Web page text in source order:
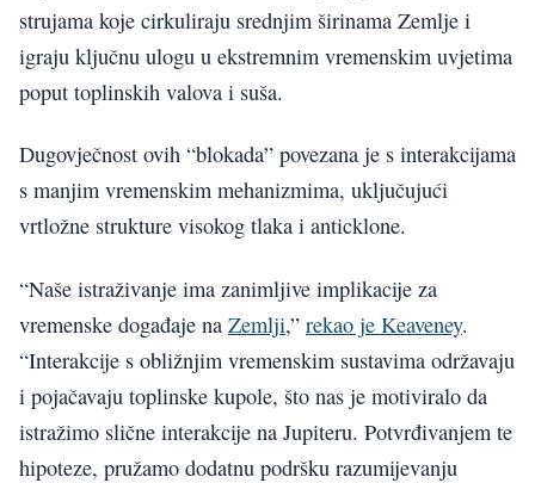
strujama koje cirkuliraju srednjim širinama Zemlje i
igraju ključnu ulogu u ekstremnim vremenskim uvjetima
poput toplinskih valova i suša.
Dugovječnost ovih “blokada” povezana je s interakcijama
s manjim vremenskim mehanizmima, uključujući
vrtložne strukture visokog tlaka i anticklone.
“Naše istraživanje ima zanimljive implikacije za
vremenske događaje na Zemlji,” rekao je Keaveney.
“Interakcije s obližnjim vremenskim sustavima održavaju
i pojačavaju toplinske kupole, što nas je motiviralo da
istražimo slične interakcije na Jupiteru. Potvrđivanjem te
hipoteze, pružamo dodatnu podršku razumijevanju